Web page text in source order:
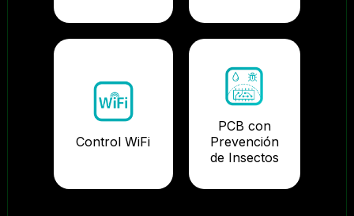
Control WiFi
PCB con
Prevención
de Insectos